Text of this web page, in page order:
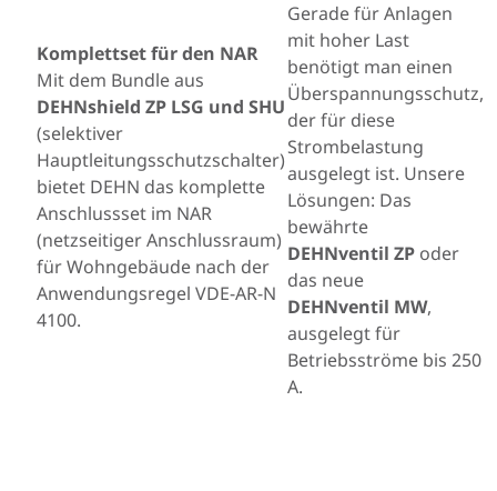
Komplettset für den NAR
Mit dem Bundle aus
DEHNshield ZP LSG und SHU
(selektiver
Hauptleitungsschutzschalter)
bietet DEHN das komplette
Anschlussset im NAR
(netzseitiger Anschlussraum)
für Wohngebäude nach der
Anwendungsregel VDE-AR-N
4100.
Gerade für Anlagen
mit hoher Last
benötigt man einen
Überspannungsschutz,
der für diese
Strombelastung
ausgelegt ist. Unsere
Lösungen: Das
bewährte
DEHNventil ZP oder
das neue
DEHNventil MW,
ausgelegt für
Betriebsströme bis 250
A.